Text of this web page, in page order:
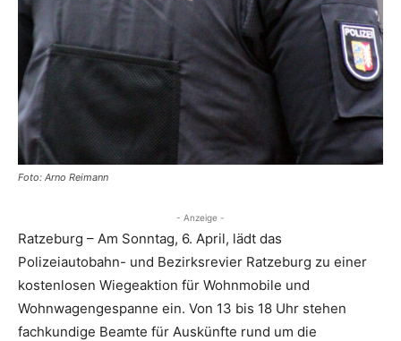
Foto: Arno Reimann
- Anzeige -
Ratzeburg – Am Sonntag, 6. April, lädt das
Polizeiautobahn- und Bezirksrevier Ratzeburg zu einer
kostenlosen Wiegeaktion für Wohnmobile und
Wohnwagengespanne ein. Von 13 bis 18 Uhr stehen
fachkundige Beamte für Auskünfte rund um die